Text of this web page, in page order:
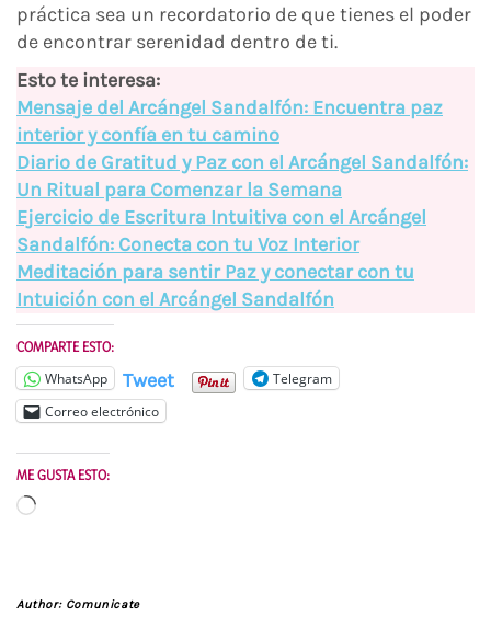
práctica sea un recordatorio de que tienes el poder
de encontrar serenidad dentro de ti.
Esto te interesa:
Mensaje del Arcángel Sandalfón: Encuentra paz
interior y confía en tu camino
Diario de Gratitud y Paz con el Arcángel Sandalfón:
Un Ritual para Comenzar la Semana
Ejercicio de Escritura Intuitiva con el Arcángel
Sandalfón: Conecta con tu Voz Interior
Meditación para sentir Paz y conectar con tu
Intuición con el Arcángel Sandalfón
COMPARTE ESTO:
WhatsApp Tweet
Telegram
Correo electrónico
ME GUSTA ESTO:
Cargando...
Author: Comunicate